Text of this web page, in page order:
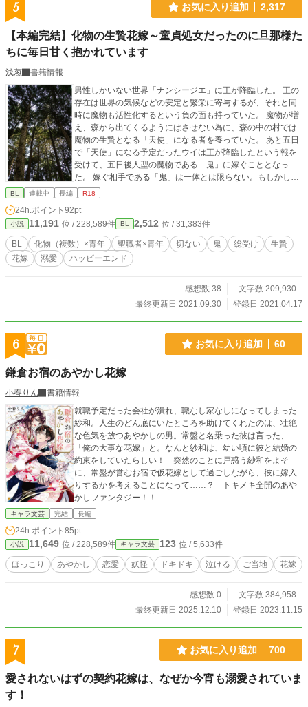
5 お気に入り追加 2,317
【本編完結】化物の生贄花嫁～童貞処女だったのに旦那様た
ちに毎日甘く抱かれています
浅葱
書籍情報
男性しかいない世界「ナンシージエ」に王が降臨した。 王の
存在は世界の気候などの安定と繁栄に寄与するが、それと同
時に魔物も活性化するという負の面も持っていた。 魔物が増
え、森から出てくるようにはさせない為に、森の中の村では
魔物の生贄となる「天使」になる者を養っていた。 あと五日
で「天使」になる予定だったウイは王が降臨したという報を
受けて、五日後人型の魔物である「鬼」に嫁ぐこととなっ
た。 嫁ぐ相手である「鬼」は一体とは限らない。もしかした
ら複数に犯されてしまうかもしれないという不安を抱えなが
たのだった。 最初のうちは甘さ控えめですがすぐにどんどん
甘くなります。 天使シリーズですが、他の作品との絡みはあ
りません。単体でお楽しみいただけます。 童貞処女の青年が
見た目悪魔の鬼たちに嫁ぎ、毎日あんあん甘く啼かされてし
まう物語です。 化物（複数）×青年。聖職者×青年。総受け。
溺愛／体格差／肛門拡張あり。エロエロです。魔物（触手な
ど）も使われたりします。ハッピーエンド。 （注：他の天使
り、それは尻穴に男根を受け入れて精を注がれないと死んで
しまう。「天使」は尻穴が丈夫でとても感じやすい。魔物が
の生態。ただし少しでも傷つけると感染症などにかかって死
にやすくなるので、尻穴以外は大事に扱う必要がある。 詳し
ujossy.jp/books/17868 （同世界観のお話時系列：冴えないサ
ラリーマン～→イケメンだけど短小→巨人族に二人がかりで
～→敏感なイケメン騎士は～→ナルシストな僕のオナホ） こ
の他に同人誌で発表したもの（完売済）、電子書籍がありま
す。よろろん。 表紙の写真はフリー写真素材イメージスタイ
ル様からお借りしました。 ハル（@rendan_h）さんよりイン
スピレーションを受けました。ありがとうございます♪ 8/20
本編完結しました！ 8/21 19:46 最終話にオマケを追加
しました！ 9/28 長視点の番外編を上げました！ fujossyに
BL 連載中 長編 R18
24h.ポイント 92pt
小説 11,191 位 / 228,589件 BL 2,512 位 / 31,383件
BL 化物（複数）×青年 聖職者×青年 切ない 鬼 総受け
生贄
花嫁
溺愛 ハッピーエンド
感想数 38
文字数 209,930
最終更新日 2021.09.30
登録日 2021.04.17
6 お気に入り追加 60
鎌倉お宿のあやかし花嫁
小春りん
書籍情報
就職予定だった会社が潰れ、職なし家なしになってしまった
紗和。人生のどん底にいたところを助けてくれたのは、壮絶
な色気を放つあやかしの男。常盤と名乗った彼は言った、
「俺の大事な花嫁」と。なんと紗和は、幼い頃に彼と結婚の
約束をしていたらしい！ 突然のことに戸惑う紗和をよそ
に、常盤が営むお宿で仮花嫁として過ごしながら、彼に嫁入
りするかを考えることになって……？ トキメキ全開のあや
かしファンタジー！！
キャラ文芸 完結 長編
24h.ポイント 85pt
小説 11,649 位 / 228,589件 キャラ文芸 123 位 / 5,633件
ほっこり あやかし 恋愛 妖怪 ドキドキ 泣ける ご当地 花嫁
感想数 0
文字数 384,958
最終更新日 2025.12.10
登録日 2023.11.15
7 お気に入り追加 700
愛されないはずの契約花嫁は、なぜか今宵も溺愛されていま
す！